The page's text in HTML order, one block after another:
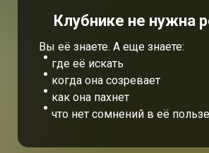
Клубнике не нужна
Вы её знаете. А еще знаете:
где её искать
когда она созревает
как она пахнет
что нет сомнений в её пользе